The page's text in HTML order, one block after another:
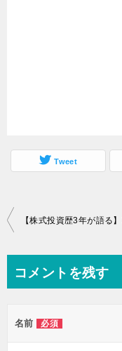
Tweet
投
ビ
ー
コメントを残す
名前 必須